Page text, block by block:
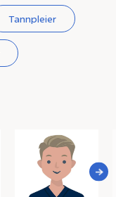
Tannpleier